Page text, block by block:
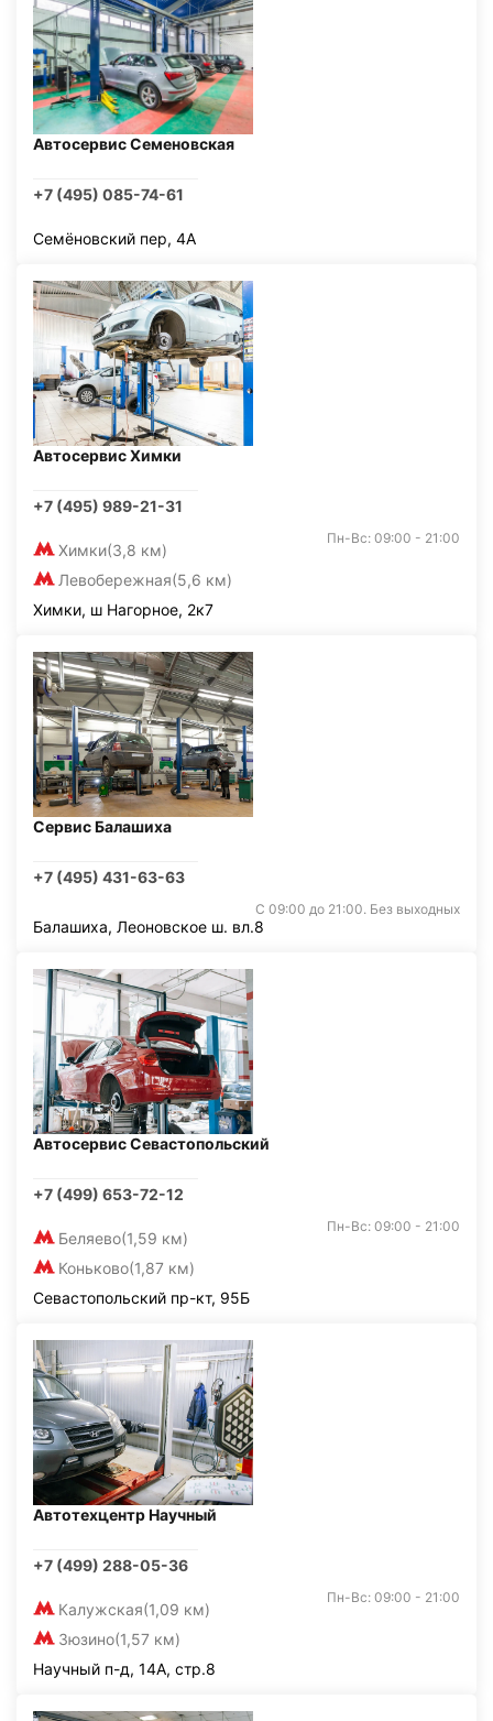
Автосервис Семеновская
+7 (495) 085-74-61
Семёновский пер, 4А
Автосервис Химки
+7 (495) 989-21-31
Химки(3,8 км)
Левобережная(5,6 км)
Пн-Вс: 09:00 - 21:00
Химки, ш Нагорное, 2к7
Сервис Балашиха
+7 (495) 431-63-63
С 09:00 до 21:00. Без выходных
Балашиха, Леоновское ш. вл.8
Автосервис Севастопольский
+7 (499) 653-72-12
Беляево(1,59 км)
Коньково(1,87 км)
Пн-Вс: 09:00 - 21:00
Севастопольский пр-кт, 95Б
Автотехцентр Научный
+7 (499) 288-05-36
Калужская(1,09 км)
Зюзино(1,57 км)
Пн-Вс: 09:00 - 21:00
Научный п-д, 14А, стр.8